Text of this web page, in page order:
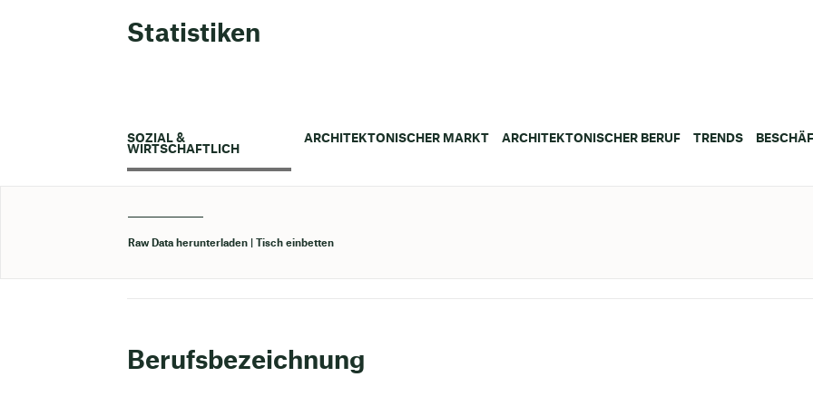
Statistiken
SOZIAL &
WIRTSCHAFTLICH
Raw Data herunterladen Tisch einbetten
ARCHITEKTONISCHER MARKT ARCHITEKTONISCHER BERUF TRENDS
Berufsbezeichnung